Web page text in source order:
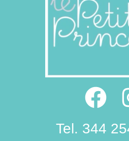
Tel. 344